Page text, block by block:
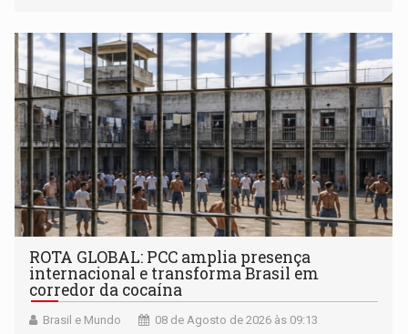
ROTA GLOBAL: PCC amplia presença
internacional e transforma Brasil em
corredor da cocaína
Brasil e Mundo 08 de Agosto de 2026 às 09:13